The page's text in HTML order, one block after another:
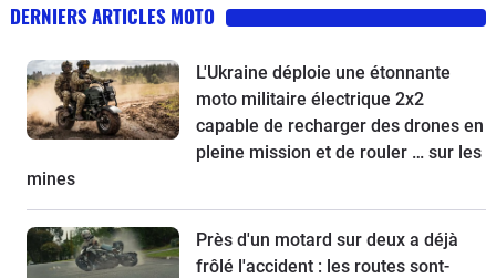
DERNIERS ARTICLES MOTO
L'Ukraine déploie une étonnante
moto militaire électrique 2x2
capable de recharger des drones en
pleine mission et de rouler … sur les
mines
Près d'un motard sur deux a déjà
frôlé l'accident : les routes sont-